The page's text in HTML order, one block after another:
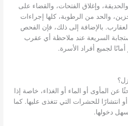
وإغلاق الفتحات، والقضاء على
والحد من الرطوبة، كلها إجراءات
بالإضافة إلى ذلك، فإن الفحص
السريعة عند ملاحظة أي عقرب
لجميع أفراد الأسرة.
عن المأوى أو الماء أو الغذاء، خاصة إذا
للحشرات التي تتغذى عليها. كما
دخولها.